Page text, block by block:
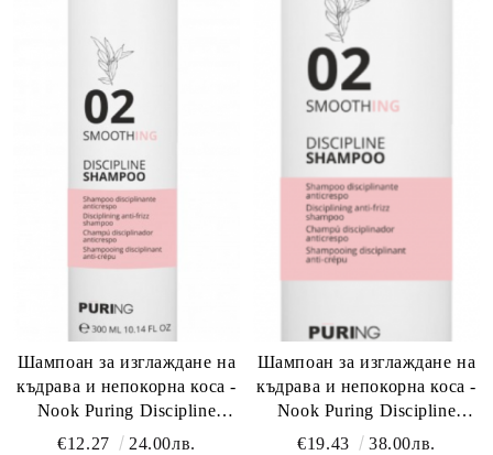
Шампоан за изглаждане на
къдрава и непокорна коса -
Nook Puring Discipline
Smoothing Shampoo 300 мл
€12.27 24.00лв.
Шампоан за изглаждане на
къдрава и непокорна коса -
Nook Puring Discipline
Smoothing Shampoo 1000 мл
€19.43 38.00лв.